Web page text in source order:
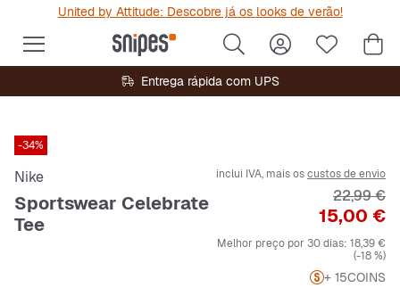
United by Attitude: Descobre já os looks de verão!
Entrega rápida com UPS
-34%
Nike
Sportswear Celebrate
Tee
inclui IVA, mais oscustos de envio
Preço
15,00 €
Preço
22,99 €
Melhor preço por 30 dias: 18,39 €
(-18 %)
+ 15COINS